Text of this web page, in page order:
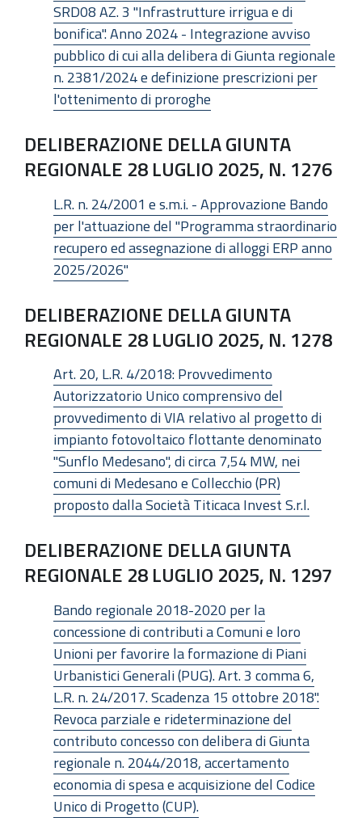
SRD08 AZ. 3 "Infrastrutture irrigua e di
bonifica". Anno 2024 - Integrazione avviso
pubblico di cui alla delibera di Giunta regionale
n. 2381/2024 e definizione prescrizioni per
l'ottenimento di proroghe
DELIBERAZIONE DELLA GIUNTA
REGIONALE 28 LUGLIO 2025, N. 1276
L.R. n. 24/2001 e s.m.i. - Approvazione Bando
per l'attuazione del "Programma straordinario
recupero ed assegnazione di alloggi ERP anno
2025/2026"
DELIBERAZIONE DELLA GIUNTA
REGIONALE 28 LUGLIO 2025, N. 1278
Art. 20, L.R. 4/2018: Provvedimento
Autorizzatorio Unico comprensivo del
provvedimento di VIA relativo al progetto di
impianto fotovoltaico flottante denominato
"Sunflo Medesano", di circa 7,54 MW, nei
comuni di Medesano e Collecchio (PR)
proposto dalla Società Titicaca Invest S.r.l.
DELIBERAZIONE DELLA GIUNTA
REGIONALE 28 LUGLIO 2025, N. 1297
Bando regionale 2018-2020 per la
concessione di contributi a Comuni e loro
Unioni per favorire la formazione di Piani
Urbanistici Generali (PUG). Art. 3 comma 6,
L.R. n. 24/2017. Scadenza 15 ottobre 2018".
Revoca parziale e rideterminazione del
contributo concesso con delibera di Giunta
regionale n. 2044/2018, accertamento
economia di spesa e acquisizione del Codice
Unico di Progetto (CUP).